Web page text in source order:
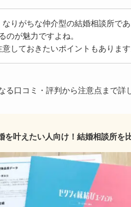
りがちな仲介型の結婚相談所で
のが魅力ですよね。
しておきたいポイントもあります
口コミ・評判から注意点まで詳
を叶えたい人向け！結婚相談所を